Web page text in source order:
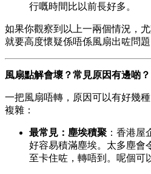
行嘅時間比以前長好多。
如果你觀察到以上一兩個情況，
就要高度懷疑係唔係風扇出咗問題
風扇點解會壞？常見原因有邊啲？
一把風扇唔轉，原因可以有好幾
複雜：
最常見：塵埃積聚 ：香港屋
好容易積滿塵埃。太多塵會
至卡住咗，轉唔到。呢個可